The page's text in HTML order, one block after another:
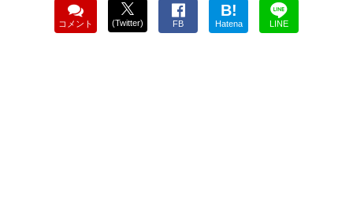
コメント (Twitter) FB
B!
Hatena LINE